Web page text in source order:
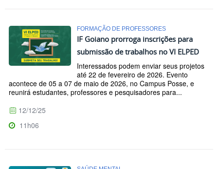
FORMAÇÃO DE PROFESSORES
IF Goiano prorroga inscrições para
submissão de trabalhos no VI ELPED
Interessados podem enviar seus projetos
até 22 de fevereiro de 2026. Evento
acontece de 05 a 07 de maio de 2026, no Campus Posse, e
reunirá estudantes, professores e pesquisadores para...
12/12/25
11h06